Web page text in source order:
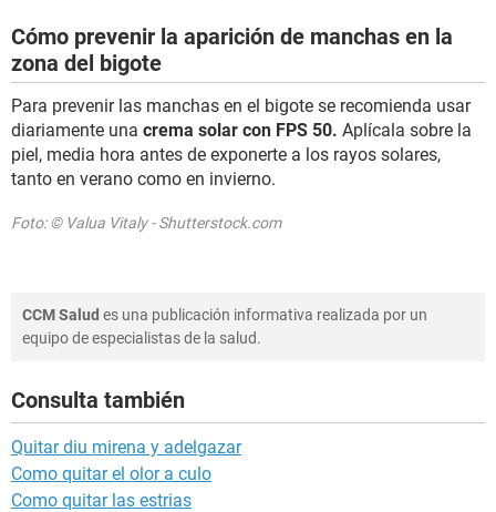
Cómo prevenir la aparición de manchas en la
zona del bigote
Para prevenir las manchas en el bigote se recomienda usar
diariamente una crema solar con FPS 50. Aplícala sobre la
piel, media hora antes de exponerte a los rayos solares,
tanto en verano como en invierno.
Foto: © Valua Vitaly - Shutterstock.com
CCM Salud es una publicación informativa realizada por un
equipo de especialistas de la salud.
Consulta también
Quitar diu mirena y adelgazar
Como quitar el olor a culo
Como quitar las estrias